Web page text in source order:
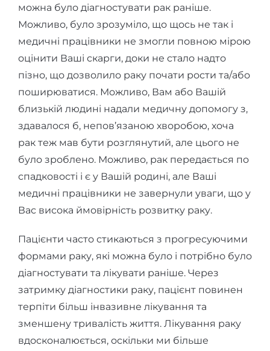
можна було діагностувати рак раніше.
Можливо, було зрозуміло, що щось не так і
медичні працівники не змогли повною мірою
оцінити Ваші скарги, доки не стало надто
пізно, що дозволило раку почати рости та/або
поширюватися. Можливо, Вам або Вашій
близькій людині надали медичну допомогу з,
здавалося б, непов’язаною хворобою, хоча
рак теж мав бути розглянутий, але цього не
було зроблено. Можливо, рак передається по
спадковості і є у Вашій родині, але Ваші
медичні працівники не завернули уваги, що у
Вас висока ймовірність розвитку раку.
Пацієнти часто стикаються з прогресуючими
формами раку, які можна було і потрібно було
діагностувати та лікувати раніше. Через
затримку діагностики раку, пацієнт повинен
терпіти більш інвазивне лікування та
зменшену тривалість життя. Лікування раку
вдосконалюється, оскільки ми більше